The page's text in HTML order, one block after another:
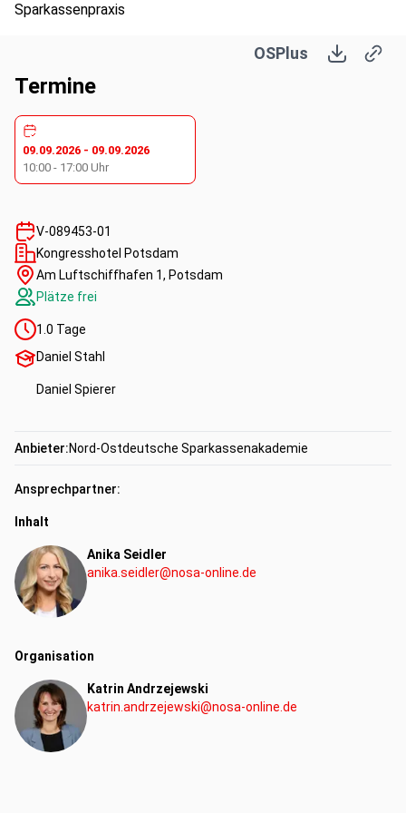
Sparkassenpraxis
Blick in die Werkstatt - wo steht die S-Finanzgruppe
aktuell?
Die Teilnahme wird für die "ReZertifizierung" zum
Financial Consultant S-Finanzgruppe mit 4 Stunden
anerkannt.
OSPlus
Termine
09.09.2026 - 09.09.2026
10:00 - 17:00 Uhr
V-089453-01
Kongresshotel Potsdam
Am Luftschiffhafen 1, Potsdam
Plätze frei
1.0 Tage
Daniel Stahl
Daniel Spierer
Anbieter:Nord-Ostdeutsche Sparkassenakademie
Ansprechpartner:
Inhalt
Anika Seidler
anika.seidler@nosa-online.de
Organisation
Katrin Andrzejewski
katrin.andrzejewski@nosa-online.de